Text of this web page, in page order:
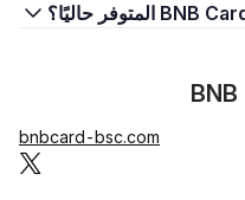
bnbcard-bsc.com